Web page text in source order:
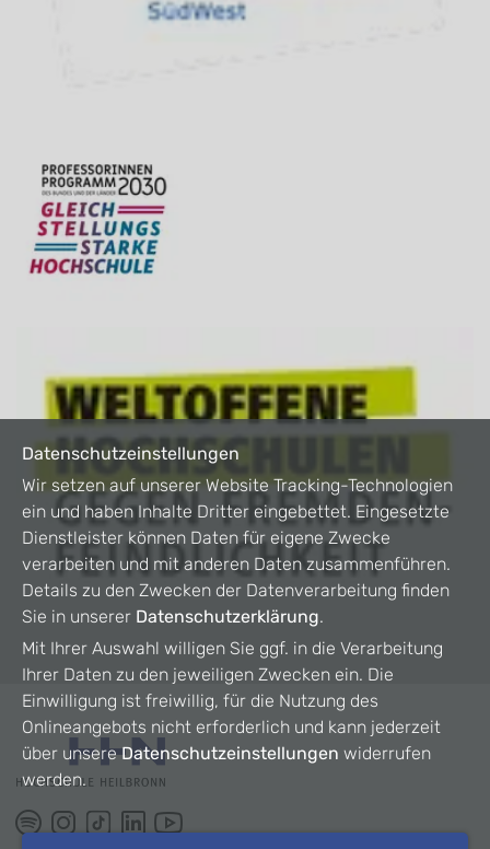
Datenschutzeinstellungen
Wir setzen auf unserer Website Tracking-Technologien
ein und haben Inhalte Dritter eingebettet. Eingesetzte
Dienstleister können Daten für eigene Zwecke
verarbeiten und mit anderen Daten zusammenführen.
Details zu den Zwecken der Datenverarbeitung finden
Sie in unserer Datenschutzerklärung.
Mit Ihrer Auswahl willigen Sie ggf. in die Verarbeitung
Ihrer Daten zu den jeweiligen Zwecken ein. Die
Einwilligung ist freiwillig, für die Nutzung des
Onlineangebots nicht erforderlich und kann jederzeit
über unsereDatenschutzeinstellungen widerrufen
werden.